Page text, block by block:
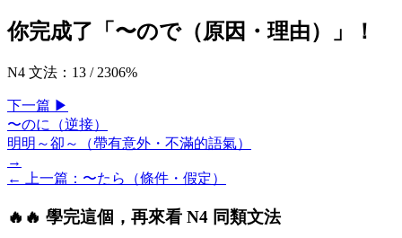
你完成了「 〜ので（原因・理由） 」！
N4 文法 ： 13 / 2306%
下一篇 ▶
〜のに（逆接）
明明～卻～（帶有意外・不滿的語氣）
→
← 上一篇 ： 〜たら（條件・假定）
🔥 🔥 學完這個，再來看 N4 同類文法